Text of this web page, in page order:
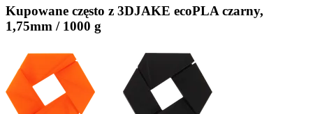
Kupowane często z 3DJAKE ecoPLA czarny,
1,75mm / 1000 g